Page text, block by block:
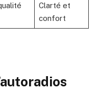
Clarté et
confort